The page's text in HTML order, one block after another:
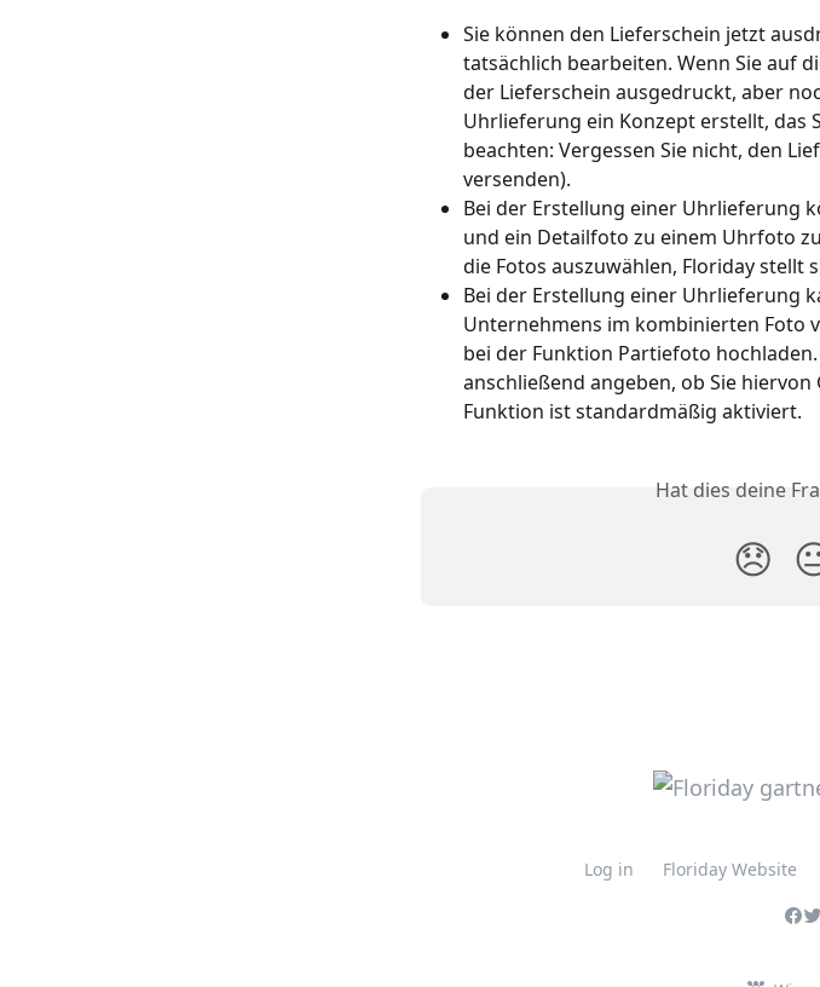
Sie können den Lieferschein jetzt
tatsächlich bearbeiten. Wenn Sie auf
der Lieferschein ausgedruckt, aber
Uhrlieferung ein Konzept erstellt, das
beachten: Vergessen Sie nicht, den
versenden).
Bei der Erstellung einer Uhrlieferung
und ein Detailfoto zu einem Uhrfoto
die Fotos auszuwählen, Floriday stellt
Bei der Erstellung einer Uhrlieferung
Unternehmens im kombinierten Foto
bei der Funktion Partiefoto
anschließend angeben, ob Sie
Funktion ist standardmäßig aktiviert.
Hat dies deine
😞
Log in Floriday Website